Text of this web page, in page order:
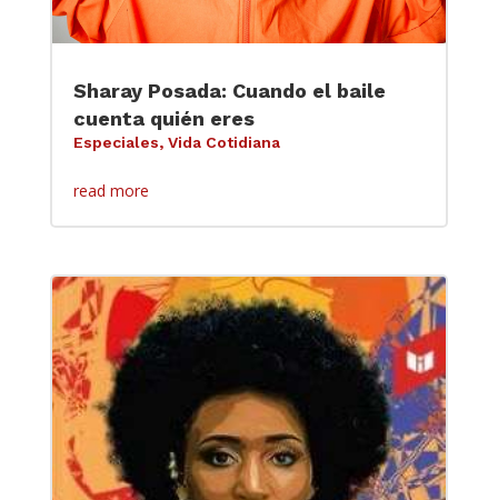
Sharay Posada: Cuando el baile
cuenta quién eres
Especiales, Vida Cotidiana
read more